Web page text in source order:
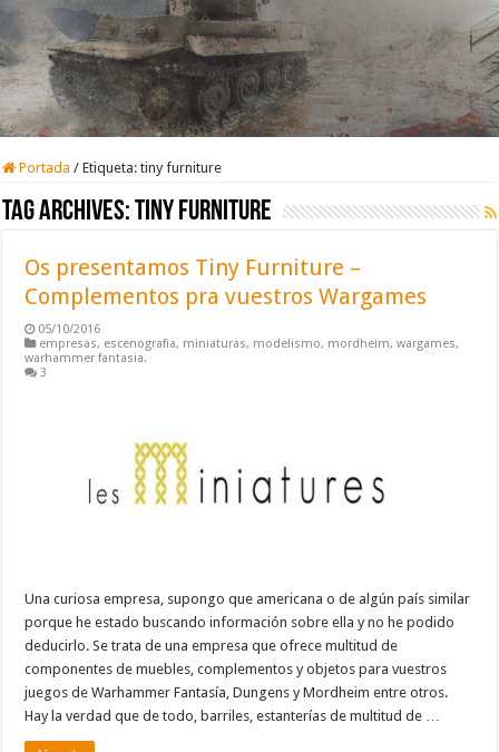
Portada / Etiqueta:tiny furniture
Tag Archives:tiny furniture
Os presentamos Tiny Furniture –
Complementos pra vuestros Wargames
05/10/2016
empresas, escenografia, miniaturas, modelismo, mordheim,wargames,
warhammer fantasia.
3
Una curiosa empresa, supongo que americana o de algún país similar
porque he estado buscando información sobre ella y no he podido
deducirlo. Se trata de una empresa que ofrece multitud de
componentes de muebles, complementos y objetos para vuestros
juegos de Warhammer Fantasía, Dungens y Mordheim entre otros.
Hay la verdad que de todo, barriles, estanterías de multitud de …